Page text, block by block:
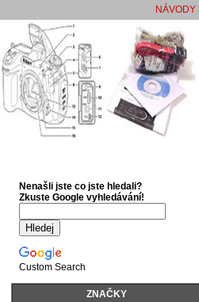
NÁVODY
Nenašli jste co jste hledali?
Zkuste Google vyhledávání!
Custom Search
ZNAČKY